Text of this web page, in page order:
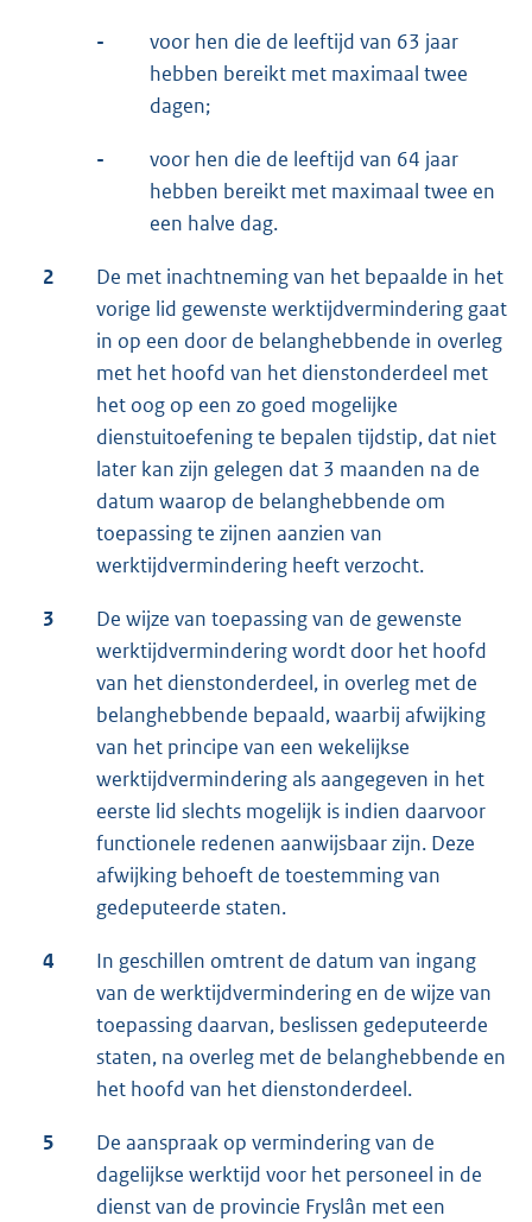
-
voor hen die de leeftijd van 63 jaar
hebben bereikt met maximaal twee
dagen;
-
voor hen die de leeftijd van 64 jaar
hebben bereikt met maximaal twee en
een halve dag.
2
De met inachtneming van het bepaalde in het
vorige lid gewenste werktijdvermindering gaat
in op een door de belanghebbende in overleg
met het hoofd van het dienstonderdeel met
het oog op een zo goed mogelijke
dienstuitoefening te bepalen tijdstip, dat niet
later kan zijn gelegen dat 3 maanden na de
datum waarop de belanghebbende om
toepassing te zijnen aanzien van
werktijdvermindering heeft verzocht.
3
De wijze van toepassing van de gewenste
werktijdvermindering wordt door het hoofd
van het dienstonderdeel, in overleg met de
belanghebbende bepaald, waarbij afwijking
van het principe van een wekelijkse
werktijdvermindering als aangegeven in het
eerste lid slechts mogelijk is indien daarvoor
functionele redenen aanwijsbaar zijn. Deze
afwijking behoeft de toestemming van
gedeputeerde staten.
4
In geschillen omtrent de datum van ingang
van de werktijdvermindering en de wijze van
toepassing daarvan, beslissen gedeputeerde
staten, na overleg met de belanghebbende en
het hoofd van het dienstonderdeel.
5
De aanspraak op vermindering van de
dagelijkse werktijd voor het personeel in de
dienst van de provincie Fryslân met een